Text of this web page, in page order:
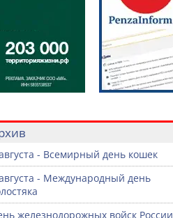
- Всемирный день кошек
- Международный день
железнодорожных войск России